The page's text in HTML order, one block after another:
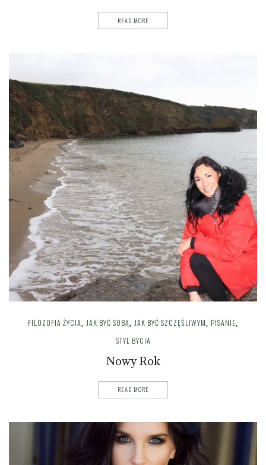
READ MORE
FILOZOFIA ŻYCIA, JAK BYĆ SOBĄ, JAK BYĆ SZCZĘŚLIWYM, PISANIE,
STYL BYCIA
Nowy Rok
READ MORE